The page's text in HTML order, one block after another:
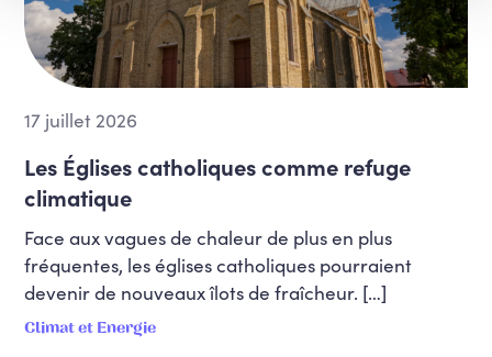
17 juillet 2026
Les Églises catholiques comme refuge
climatique
Face aux vagues de chaleur de plus en plus
fréquentes, les églises catholiques pourraient
devenir de nouveaux îlots de fraîcheur. […]
Climat et Energie